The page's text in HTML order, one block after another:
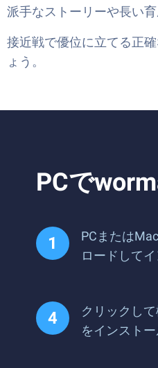
派手なストーリーや長い
接近戦で優位に立てる正
ょう。
PCで
PCまたは
ロードして
クリックし
をインストー